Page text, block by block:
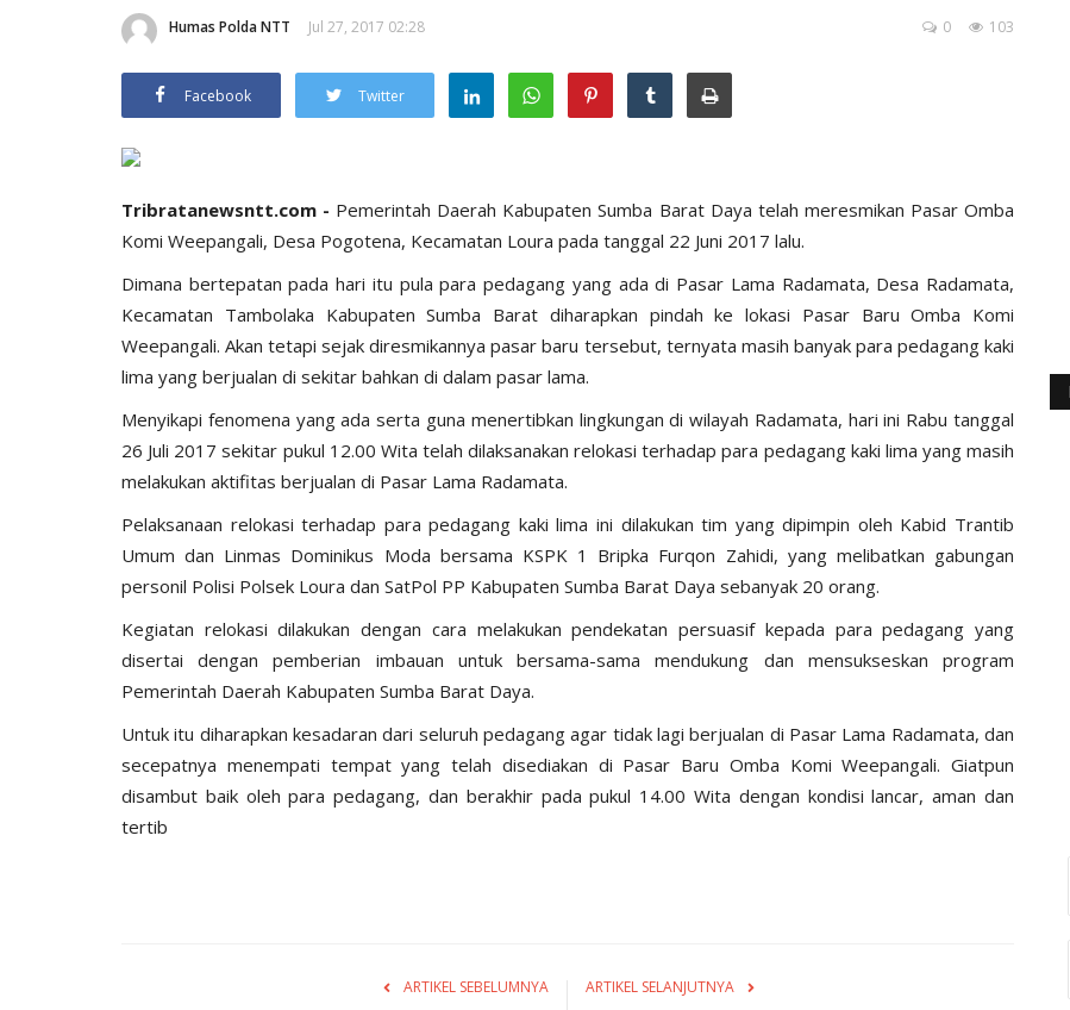
Humas Polda NTT Jul 27, 2017 02:28 103
0
Facebook Twitter
Tribratanewsntt.com - Pemerintah Daerah Kabupaten Sumba Barat Daya telah meresmikan Pasar Omba
Komi Weepangali, Desa Pogotena, Kecamatan Loura pada tanggal 22 Juni 2017 lalu.
Dimana bertepatan pada hari itu pula para pedagang yang ada di Pasar Lama Radamata, Desa Radamata,
Kecamatan Tambolaka Kabupaten Sumba Barat diharapkan pindah ke lokasi Pasar Baru Omba Komi
Weepangali. Akan tetapi sejak diresmikannya pasar baru tersebut, ternyata masih banyak para pedagang kaki
lima yang berjualan di sekitar bahkan di dalam pasar lama.
Menyikapi fenomena yang ada serta guna menertibkan lingkungan di wilayah Radamata, hari ini Rabu tanggal
26 Juli 2017 sekitar pukul 12.00 Wita telah dilaksanakan relokasi terhadap para pedagang kaki lima yang masih
melakukan aktifitas berjualan di Pasar Lama Radamata.
Pelaksanaan relokasi terhadap para pedagang kaki lima ini dilakukan tim yang dipimpin oleh Kabid Trantib
Umum dan Linmas Dominikus Moda bersama KSPK 1 Bripka Furqon Zahidi, yang melibatkan gabungan
personil Polisi Polsek Loura dan SatPol PP Kabupaten Sumba Barat Daya sebanyak 20 orang.
Kegiatan relokasi dilakukan dengan cara melakukan pendekatan persuasif kepada para pedagang yang
disertai dengan pemberian imbauan untuk bersama-sama mendukung dan mensukseskan program
Pemerintah Daerah Kabupaten Sumba Barat Daya.
Untuk itu diharapkan kesadaran dari seluruh pedagang agar tidak lagi berjualan di Pasar Lama Radamata, dan
secepatnya menempati tempat yang telah disediakan di Pasar Baru Omba Komi Weepangali. Giatpun
disambut baik oleh para pedagang, dan berakhir pada pukul 14.00 Wita dengan kondisi lancar, aman dan
tertib
ARTIKEL SEBELUMNYA ARTIKEL SELANJUTNYA